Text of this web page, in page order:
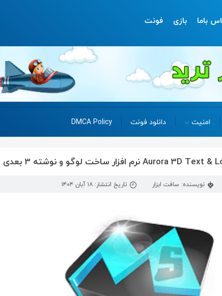
باما بازی فونت
امنیت دانلود فونت DMCA Policy
نویسنده: سافت ابزار تاریخ انتشار: ۱۸ آبان ۱۴۰۴